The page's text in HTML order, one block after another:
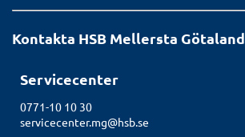
Kontakta HSB Mellersta Götaland
Servicecenter
0771-10 10 30
servicecenter.mg@hsb.se